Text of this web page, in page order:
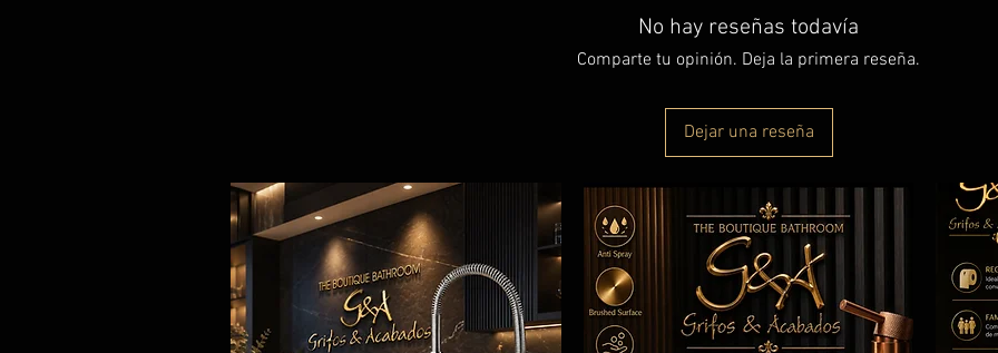
No hay reseñas todavía
Comparte tu opinión. Deja la primera reseña.
Dejar una reseña